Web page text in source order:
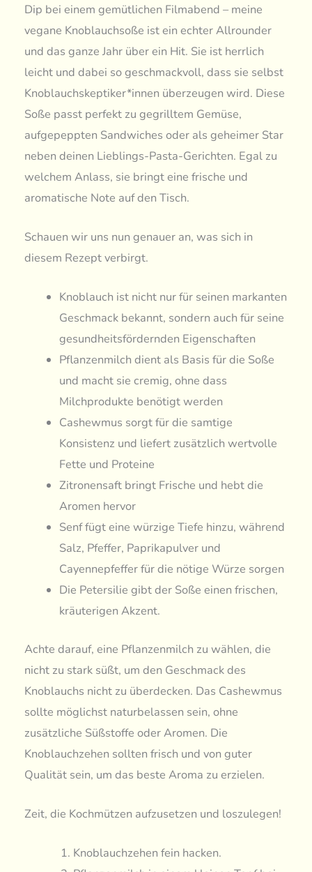
Dip bei einem gemütlichen Filmabend – meine
vegane Knoblauchsoße ist ein echter Allrounder
und das ganze Jahr über ein Hit. Sie ist herrlich
leicht und dabei so geschmackvoll, dass sie selbst
Knoblauchskeptiker*innen überzeugen wird. Diese
Soße passt perfekt zu gegrilltem Gemüse,
aufgepeppten Sandwiches oder als geheimer Star
neben deinen Lieblings-Pasta-Gerichten. Egal zu
welchem Anlass, sie bringt eine frische und
aromatische Note auf den Tisch.
Schauen wir uns nun genauer an, was sich in
diesem Rezept verbirgt.
Knoblauch ist nicht nur für seinen markanten
Geschmack bekannt, sondern auch für seine
gesundheitsfördernden Eigenschaften
Pflanzenmilch dient als Basis für die Soße
und macht sie cremig, ohne dass
Milchprodukte benötigt werden
Cashewmus sorgt für die samtige
Konsistenz und liefert zusätzlich wertvolle
Fette und Proteine
Zitronensaft bringt Frische und hebt die
Aromen hervor
Senf fügt eine würzige Tiefe hinzu, während
Salz, Pfeffer, Paprikapulver und
Cayennepfeffer für die nötige Würze sorgen
Die Petersilie gibt der Soße einen frischen,
kräuterigen Akzent.
Achte darauf, eine Pflanzenmilch zu wählen, die
nicht zu stark süßt, um den Geschmack des
Knoblauchs nicht zu überdecken. Das Cashewmus
sollte möglichst naturbelassen sein, ohne
zusätzliche Süßstoffe oder Aromen. Die
Knoblauchzehen sollten frisch und von guter
Qualität sein, um das beste Aroma zu erzielen.
Zeit, die Kochmützen aufzusetzen und loszulegen!
Knoblauchzehen fein hacken.